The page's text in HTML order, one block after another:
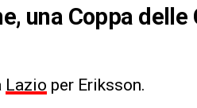
una Coppa delle
Lazio per Eriksson.